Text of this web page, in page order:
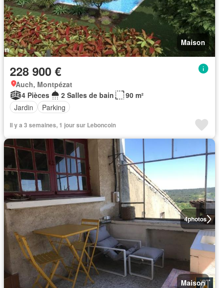
Maison
228 900 €
Auch, Montpézat
4 Pièces
2 Salles de bain
90 m²
Jardin
Parking
Il y a 3 semaines, 1 jour sur Leboncoin
4photos
Maison